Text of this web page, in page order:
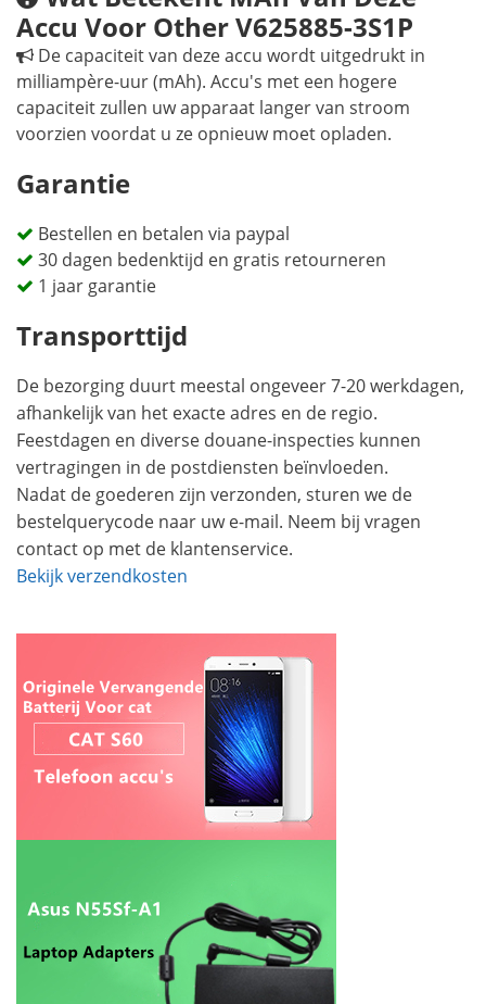
Accu Voor Other V625885-3S1P
De capaciteit van deze accu wordt uitgedrukt in
milliampère-uur (mAh). Accu's met een hogere
capaciteit zullen uw apparaat langer van stroom
voorzien voordat u ze opnieuw moet opladen.
Garantie
Bestellen en betalen via paypal
30 dagen bedenktijd en gratis retourneren
1 jaar garantie
Transporttijd
De bezorging duurt meestal ongeveer 7-20 werkdagen,
afhankelijk van het exacte adres en de regio.
Feestdagen en diverse douane-inspecties kunnen
vertragingen in de postdiensten beïnvloeden.
Nadat de goederen zijn verzonden, sturen we de
bestelquerycode naar uw e-mail. Neem bij vragen
contact op met de klantenservice.
Bekijk verzendkosten